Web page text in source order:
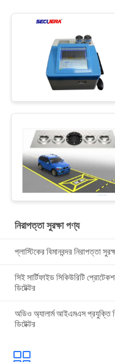
নিরাপত্তা সুরক্ষা পণ্য
প্লাস্টিকের বিমানবন্দর নিরাপত্তা
সিই সার্টিফাইড সিকিউরিটি
ডিটেক্টর
অডিও অ্যালার্ম আইএমএস প্রযুক্তি
ডিটেক্টর